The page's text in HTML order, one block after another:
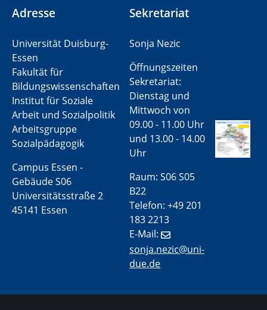
Adresse
Universität Duisburg-
Essen
Fakultät für
Bildungswissenschaften
Institut für Soziale
Arbeit und Sozialpolitik
Arbeitsgruppe
Sozialpädagogik
Campus Essen -
Gebäude S06
Universitätsstraße 2
45141 Essen
Sekretariat
Sonja Nezic
Öffnungszeiten
Sekretariat:
Dienstag und
Mittwoch von
09.00 - 11.00 Uhr
und 13.00 - 14.00
Uhr
Raum: S06 S05
B22
Telefon: +49 201
183 2213
E-Mail:
sonja.nezic@uni-
due.de